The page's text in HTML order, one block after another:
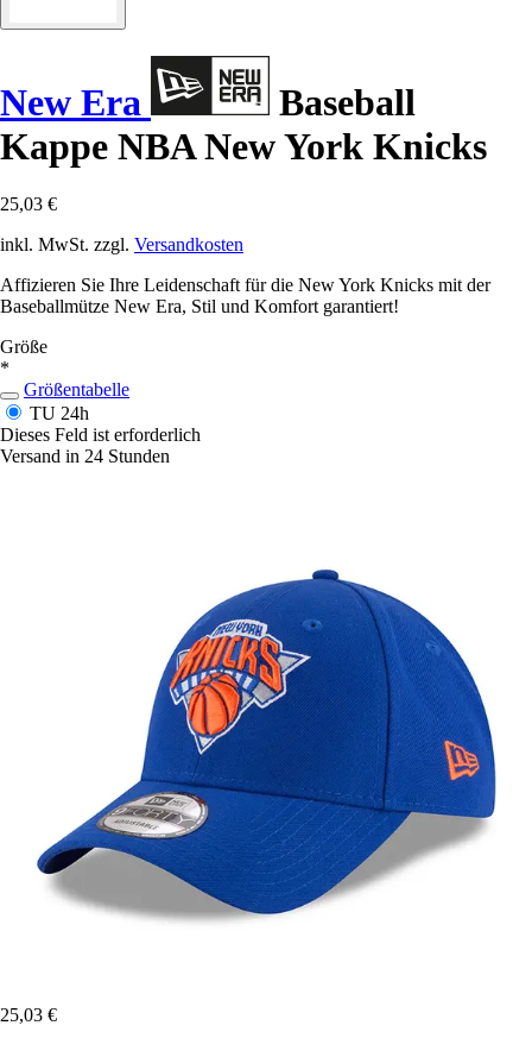
New Era
Baseball
Kappe NBA New York Knicks
25,03 €
inkl. MwSt. zzgl. Versandkosten
Affizieren Sie Ihre Leidenschaft für die New York Knicks mit der
Baseballmütze New Era, Stil und Komfort garantiert!
Größe
*
Größentabelle
TU 24h
Dieses Feld ist erforderlich
Versand in 24 Stunden
25,03 €